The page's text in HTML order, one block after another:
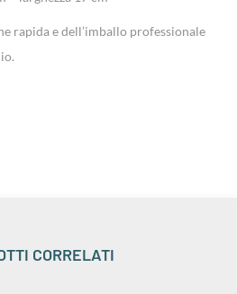
rapida e dell’imballo professionale
CORRELATI